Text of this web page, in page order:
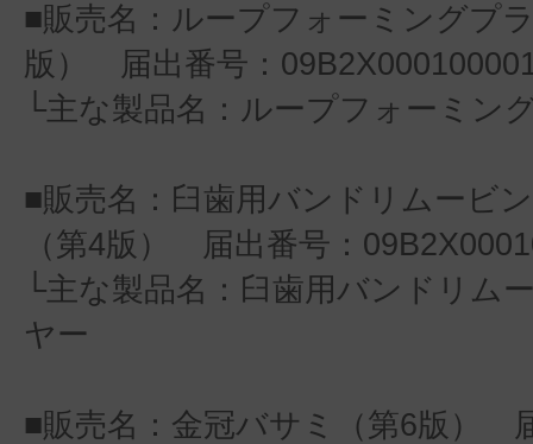
■販売名：ループフォーミングプ
版） 届出番号：
└主な製品名：ループフォーミン
■販売名：臼歯用バンドリムービ
（第4版） 届出番号：
└主な製品名：臼歯用バンドリム
ヤー
■販売名：金冠バサミ（第6版）